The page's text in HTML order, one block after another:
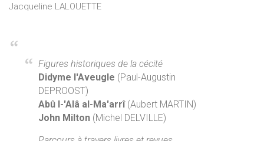
Jacqueline LALOUETTE
Figures historiques de la cécité
Didyme l'Aveugle (Paul-Augustin
DEPROOST)
Abû l-'Alâ al-Ma'arrî(Aubert MARTIN)
John Milton (Michel DELVILLE)